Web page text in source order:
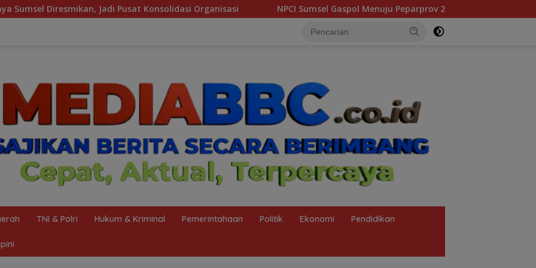
Konsolidasi Organisasi NPCI Sumsel Gaspol Menuju Peparprov 2027, Latihan Bersama Digelar di Baturaja
TNI & Polri Hukum & Kriminal Pemerintahaan Politik Ekonomi Pendidikan